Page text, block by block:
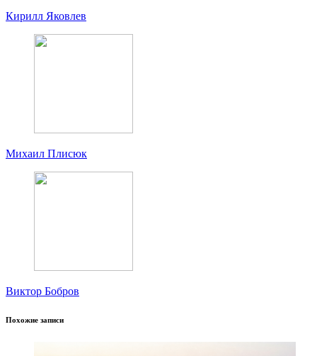
Кирилл Яковлев
Михаил Плисюк
Виктор Бобров
Похожие записи